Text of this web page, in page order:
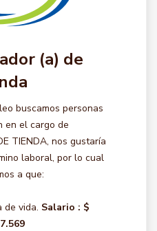
(a) de
buscamos personas
en el cargo de
TIENDA, nos gustaría
laboral, por lo cual
a que:
de vida. Salario : $